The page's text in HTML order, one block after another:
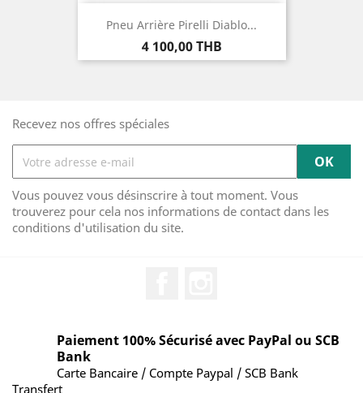
Pneu Arrière Pirelli Diablo...
Prix
4 100,00 THB
Recevez nos offres spéciales
Vous pouvez vous désinscrire à tout moment. Vous
trouverez pour cela nos informations de contact dans les
conditions d'utilisation du site.
Paiement 100% Sécurisé avec PayPal ou SCB
Bank
Carte Bancaire / Compte Paypal / SCB Bank
Transfert